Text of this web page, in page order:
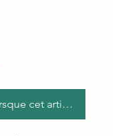
cet article est